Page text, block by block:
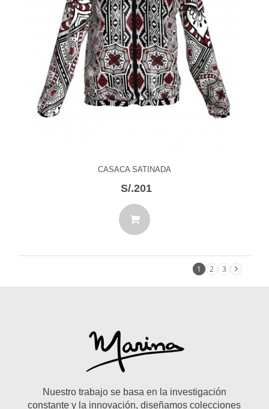
CASACA SATINADA
S/.201
1 2 3
Nuestro trabajo se basa en la investigación
constante y la innovación, diseñamos colecciones